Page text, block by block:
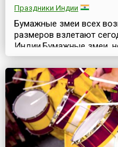
Праздники Индии
Бумажные змеи всех
размеров взлетают
Индии.Бумажные змеи,
воплощений мечты
создания и развития
протяженностью и
насыщенностью.
бумажных змеев
привлекают и любит...